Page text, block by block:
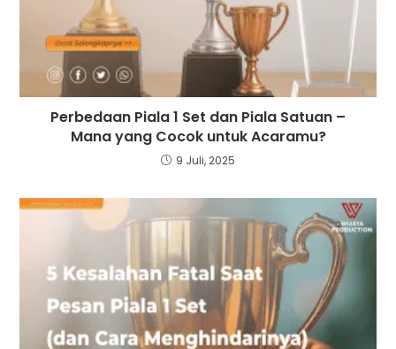
Perbedaan Piala 1 Set dan Piala Satuan –
Mana yang Cocok untuk Acaramu?
9 Juli, 2025